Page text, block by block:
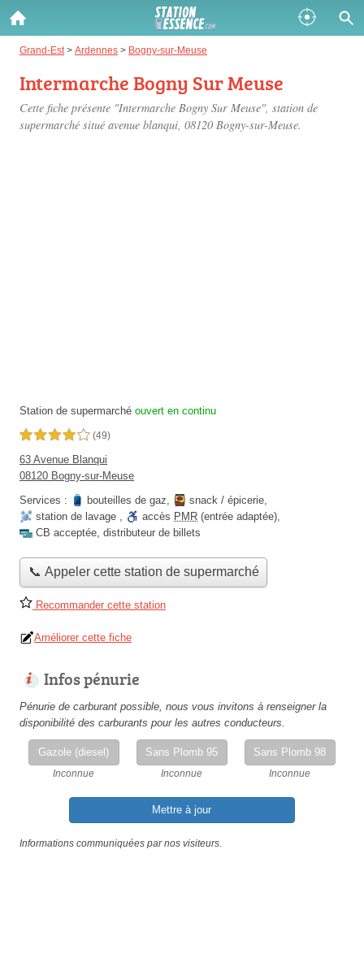
Grand-Est > Ardennes > Bogny-sur-Meuse
Intermarche Bogny Sur Meuse
Cette fiche présente "Intermarche Bogny Sur Meuse", station de
supermarché situé avenue blanqui, 08120 Bogny-sur-Meuse.
Station de supermarché ouvert en continu
4,0 étoiles sur 5 (49)
63 Avenue Blanqui
08120 Bogny-sur-Meuse
Services :
bouteilles de gaz, snack / épicerie,
station de lavage , accès PMR (entrée adaptée),
CB acceptée, distributeur de billets
📞 Appeler cette station de supermarché
Recommander cette station
Améliorer cette fiche
Infos pénurie
Pénurie de carburant possible, nous vous invitons à renseigner la
disponibilité des carburants pour les autres conducteurs.
Gazole (diesel)
Inconnue
Sans Plomb 95
Inconnue
Sans Plomb 98
Inconnue
Mettre à jour
Informations communiquées par nos visiteurs.
Gazole :
Disponible Épuisé
SP 98 :